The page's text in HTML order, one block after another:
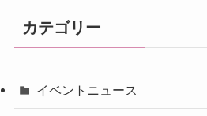
カテゴリー
イベントニュース